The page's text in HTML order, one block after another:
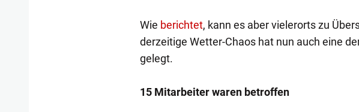
Wie berichtet, kann es aber vielerorts zu
derzeitige Wetter-Chaos hat nun auch eine
gelegt.
15 Mitarbeiter waren betroffen